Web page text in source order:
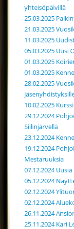
yhteisöpäivillä
25.03.2025
21.03.2025
11.03.2025
05.03.2025 Uusi
01.03.2025
01.03.2025
28.02.2025
10.02.2025
29.12.2024
Siilinjärvellä
23.12.2024
19.12.2024
Mestaruuksia
07.12.2024
05.12.2024
02.12.2024
02.12.2024
26.11.2024
25.11.2024 Kari